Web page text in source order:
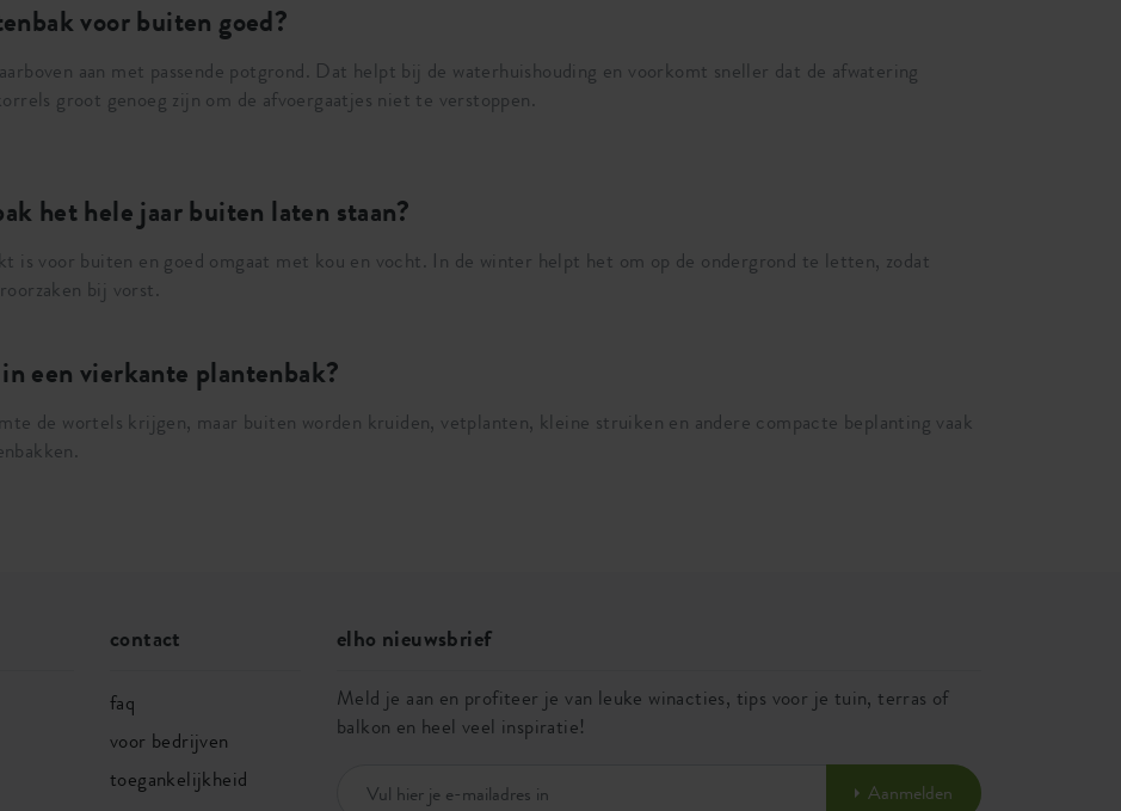
voor buiten goed?
aan met passende potgrond. Dat helpt bij de waterhuishouding en voorkomt sneller dat de afwatering
groot genoeg zijn om de afvoergaatjes niet te verstoppen.
het hele jaar buiten laten staan?
is voor buiten en goed omgaat met kou en vocht. In de winter helpt het om op de ondergrond te letten, zodat
bij vorst.
een vierkante plantenbak?
de wortels krijgen, maar buiten worden kruiden, vetplanten, kleine struiken en andere compacte beplanting vaak
contact
faq
voor bedrijven
toegankelijkheid
elho nieuwsbrief
Meld je aan en profiteer je van leuke winacties, tips voor je tuin, terras of
balkon en heel veel inspiratie!
Aanmelden